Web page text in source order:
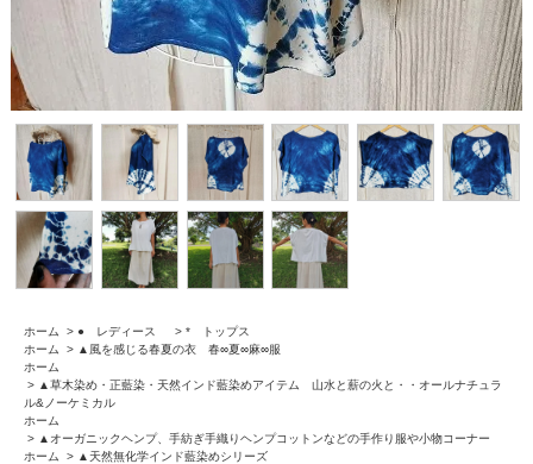
ホーム > ● レディース > * トップス
ホーム
> ▲風を感じる春夏の衣 春∞夏∞麻∞服
ホーム
> ▲草木染め・正藍染・天然インド藍染めアイテム 山水と薪の火と・・オールナチュラ
ル&ノーケミカル
ホーム
> ▲オーガニックヘンプ、手紡ぎ手織りヘンプコットンなどの手作り服や小物コーナー
ホーム
> ▲天然無化学インド藍染めシリーズ